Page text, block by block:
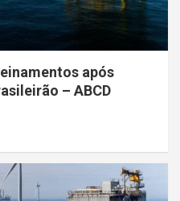
após
– ABCD